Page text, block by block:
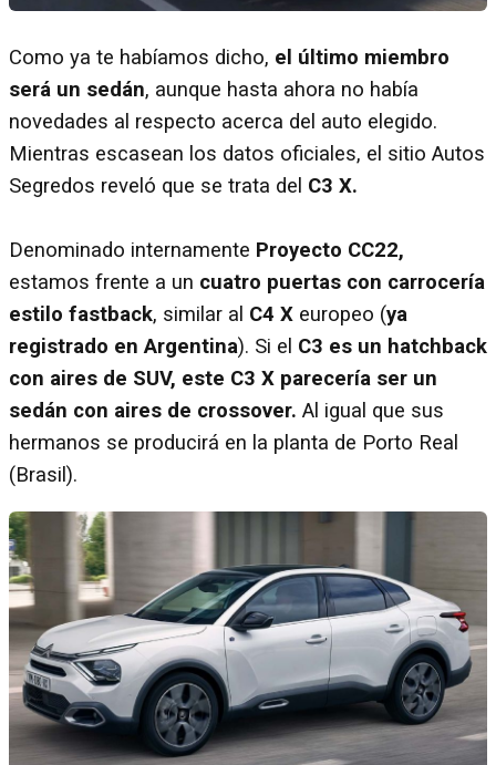
Como ya te habíamos dicho, el último miembro
será un sedán, aunque hasta ahora no había
novedades al respecto acerca del auto elegido.
Mientras escasean los datos oficiales, el sitio Autos
Segredos reveló que se trata del C3 X.
Denominado internamente Proyecto CC22,
estamos frente a un cuatro puertas con carrocería
estilo fastback, similar al C4 X europeo (ya
registrado en Argentina). Si el C3 es un hatchback
con aires de SUV, este C3 X parecería ser un
sedán con aires de crossover. Al igual que sus
hermanos se producirá en la planta de Porto Real
(Brasil).